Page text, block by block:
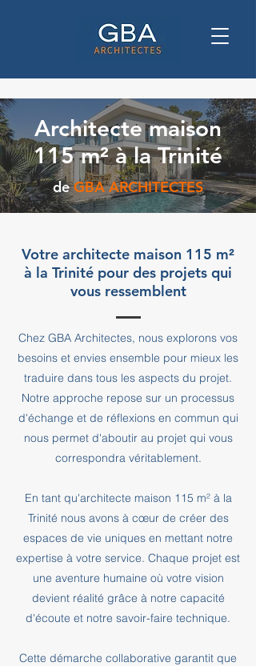
Architecte maison
115 m² à la Trinité
de GBA ARCHITECTES
Votre architecte maison 115 m²
à la Trinité pour des projets qui
vous ressemblent
Chez GBA Architectes, nous explorons vos
besoins et envies ensemble pour mieux les
traduire dans tous les aspects du projet.
Notre approche repose sur un processus
d'échange et de réflexions en commun qui
nous permet d'aboutir au projet qui vous
correspondra véritablement.
En tant qu'architecte maison 115 m² à la
Trinité nous avons à cœur de créer des
espaces de vie uniques en mettant notre
expertise à votre service. Chaque projet est
une aventure humaine où votre vision
devient réalité grâce à notre capacité
d'écoute et notre savoir-faire technique.
Cette démarche collaborative garantit que